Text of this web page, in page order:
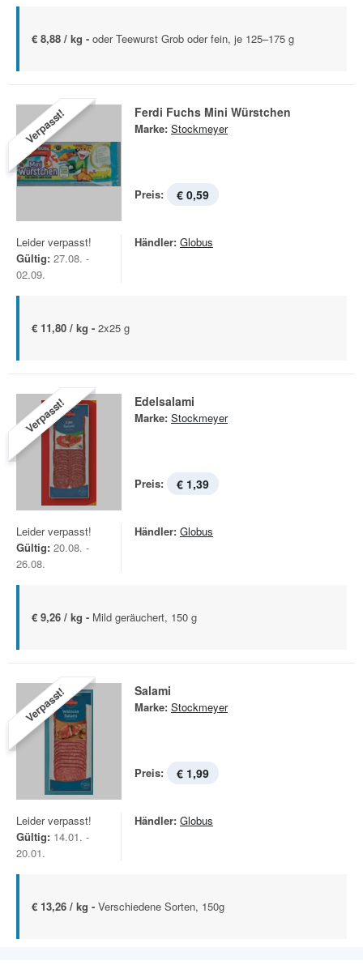
€ 8,88 / kg - oder Teewurst Grob oder fein, je 125–175 g
Verpasst! Ferdi Fuchs Mini Würstchen
Marke: Stockmeyer
Preis: € 0,59
Leider verpasst!
Gültig: 27.08. -
02.09.
Händler: Globus
€ 11,80 / kg - 2x25 g
Verpasst! Edelsalami
Marke: Stockmeyer
Preis: € 1,39
Leider verpasst!
Gültig: 20.08. -
26.08.
Händler: Globus
€ 9,26 / kg - Mild geräuchert, 150 g
Verpasst! Salami
Marke: Stockmeyer
Preis: € 1,99
Leider verpasst!
Gültig: 14.01. -
20.01.
Händler: Globus
€ 13,26 / kg - Verschiedene Sorten, 150g